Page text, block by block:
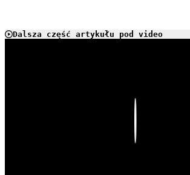
Dalsza część artykułu pod video